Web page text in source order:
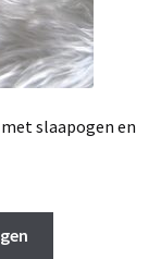
slaapogen en